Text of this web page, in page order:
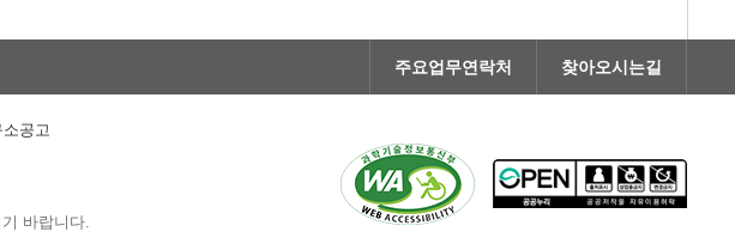
주요업무연락처 찾아오시는길
공고
바랍니다.